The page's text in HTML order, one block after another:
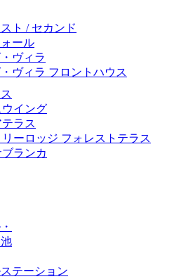
ト / セカンド
ール
ヴィラ
ヴィラ フロントハウス
イング
ラス
ーロッジ フォレストテラス
ランカ
テーション